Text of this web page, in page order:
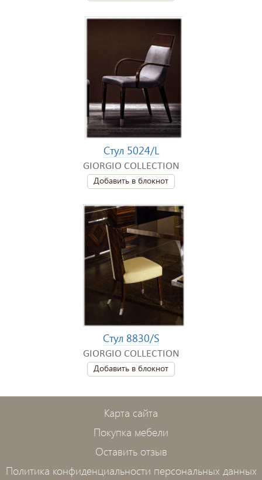
Стул 5024/L
GIORGIO COLLECTION
Добавить в блокнот
Стул 8830/S
GIORGIO COLLECTION
Добавить в блокнот
Карта сайта
Покупка мебели
Оставить отзыв
Политика конфиденциальности персональных данных